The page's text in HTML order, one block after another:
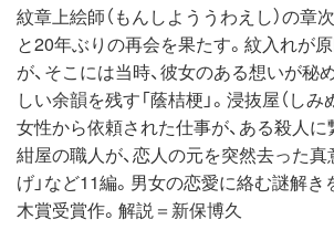
紋章上絵師（もんしよううわえし）の章
と20年ぶりの再会を果たす。紋入れが
が、そこには当時、彼女のある想いが
しい余韻を残す「蔭桔梗」。浸抜屋（し
女性から依頼された仕事が、ある殺人に
紺屋の職人が、恋人の元を突然去った真
げ」など11編。男女の恋愛に絡む謎解き
木賞受賞作。解説＝新保博久